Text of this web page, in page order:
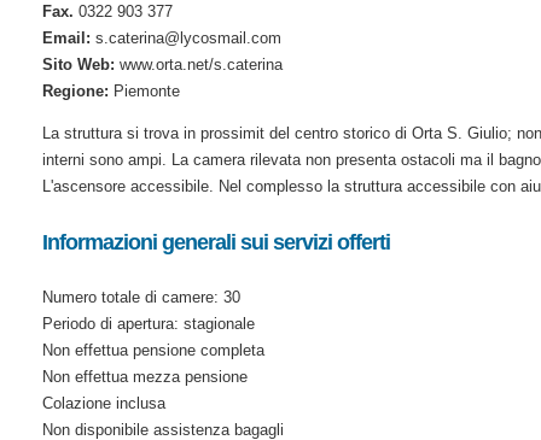
Fax. 0322 903 377
Email: s.caterina@lycosmail.com
Sito Web: www.orta.net/s.caterina
Regione: Piemonte
La struttura si trova in prossimit del centro storico di Orta S. Giulio;
interni sono ampi. La camera rilevata non presenta ostacoli ma il
L'ascensore accessibile. Nel complesso la struttura accessibile con
Informazioni generali sui servizi offerti
Numero totale di camere: 30
Periodo di apertura: stagionale
Non effettua pensione completa
Non effettua mezza pensione
Colazione inclusa
Non disponibile assistenza bagagli